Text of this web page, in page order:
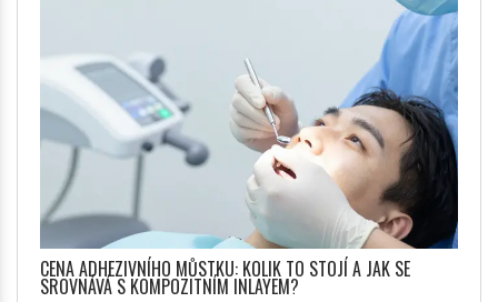
CENA ADHEZIVNÍHO MŮSTKU: KOLIK TO STOJÍ A JAK SE
SROVNÁVÁ S KOMPOZITNÍM INLAYEM?